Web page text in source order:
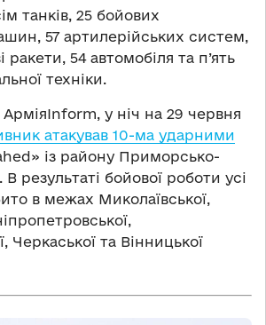
танків, 25 бойових
57 артилерійських систем,
54 автомобіля та п’ять
техніки.
у ніч на 29 червня
атакував 10-ма ударними
із району Приморсько-
результаті бойової роботи усі
в межах Миколаївської,
Черкаської та Вінницької